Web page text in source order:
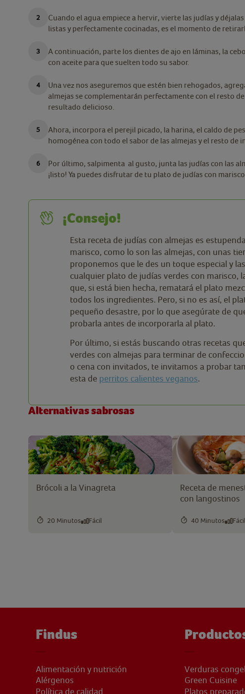
Cuando el agua empiece a hervir, vierte las judías y
listas y perfectamente cocinadas, es el momento de
A continuación, parte los dientes de ajo en láminas, la
con aceite para que suelten todo su sabor.
Una vez nos aseguremos que estén bien rehogados,
almejas se complementarán perfectamente con el resto
resultado delicioso.
Ahora, incorpora el perejil picado, la harina, el caldo de
homogénea con todo el sabor de las almejas y el resto de
Por último, salpimenta al gusto, junta las judías con las
¡listo! Ya puedes disfrutar de tu plato de judías con marisco.
¡Consejo!
Esta receta de judías con almejas es
marisco, como lo son las almejas, con unas
proponemos que le des un toque especial y
cualquier plato de judías verdes con marisco,
que, si está bien hecha, rematará el plato
todos los ingredientes. Pero, si no es así, el
pequeño desastre, por lo que asegúrate de
probarla antes de incorporarla al plato.
Por último, si estás buscando otras recetas
verdes con almejas para terminar de
o cena con invitados, te invitamos a probar
esta de perritos calientes veganos.
Alternativas sabrosas
Brócoli a la Vinagreta
20 Minutos Fácil
Receta de
con langostinos
40 Minutos Fácil
Findus
Alimentación y nutrición
Alérgenos
Política de calidad
Verduras
Green Cuisine
Platos